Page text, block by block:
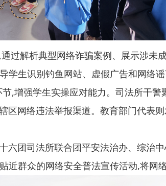
过解析典型网络诈骗案例、展示涉未
生识别钓鱼网站、虚假广告和网络
,增强学生实操应对能力。司法所干
网络违法举报渠道。教育部门代表
六团司法所联合团平安法治办、综治
群众的网络安全普法宣传活动,将网络